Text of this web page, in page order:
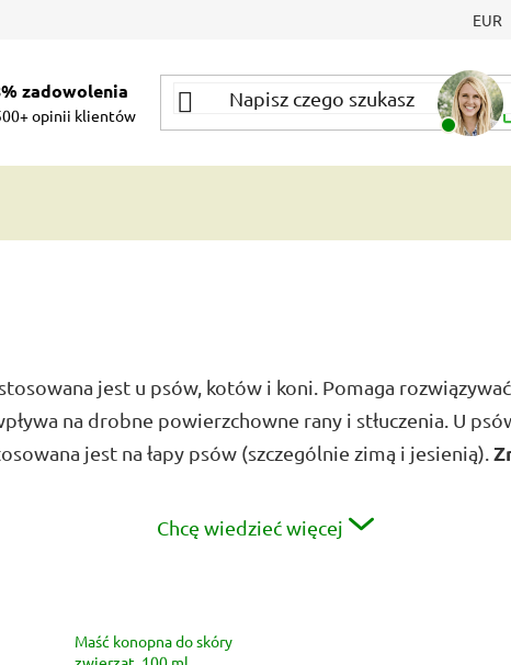
EUR
zadowolenia
opinii klientów
jest u psów, kotów i koni. Pomaga
na drobne powierzchowne rany i stłuczenia. U
jest na łapy psów (szczególnie zimą i jesienią).
Chcę wiedzieć więcej
Maść konopna do skóry